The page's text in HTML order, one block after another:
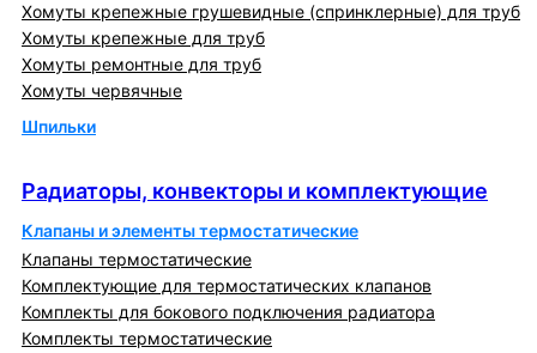
Хомуты крепежные грушевидные (спринклерные) для труб
Хомуты крепежные для труб
Хомуты ремонтные для труб
Хомуты червячные
Шпильки
Радиаторы, конвекторы и комплектующие
Клапаны и элементы термостатические
Клапаны термостатические
Комплектующие для термостатических клапанов
Комплекты для бокового подключения радиатора
Комплекты термостатические